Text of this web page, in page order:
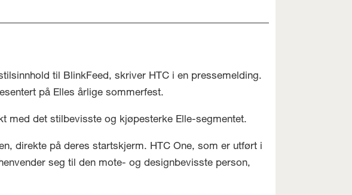
til BlinkFeed, skriver HTC i en pressemelding.
på Elles årlige sommerfest.
med det stilbevisste og kjøpesterke Elle-segmentet.
direkte på deres startskjerm. HTC One, som er utført i
seg til den mote- og designbevisste person,